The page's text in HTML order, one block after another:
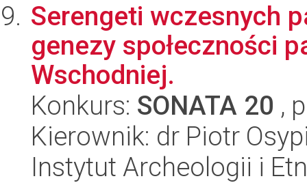
Serengeti wczesnych
genezy społeczności
Wschodniej.
Konkurs: SONATA 20 ,
Kierownik: dr Piotr
Instytut Archeologii i